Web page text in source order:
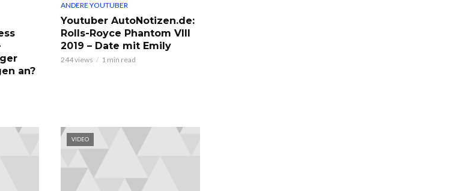
an?
ANDERE YOUTUBER
Youtuber AutoNotizen.de:
Rolls-Royce Phantom VIII
2019 – Date mit Emily
244 views 1 min read
VIDEO